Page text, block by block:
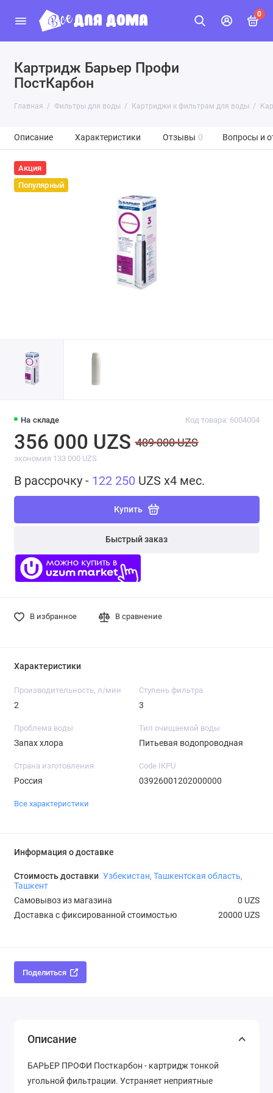
0
Картридж Барьер Профи
ПостКарбон
Главная Фильтры для воды Картриджи к фильтрам для воды
Описание Характеристики Отзывы 0 Вопросы и
Акция
Популярный
На складе Код товара: 6004004
356 000 UZS 489 000 UZS
экономия 133 000 UZS
В рассрочку - 122 250 UZS x4 мес.
Купить
Быстрый заказ
В избранное В сравнение
Характеристики
Производительность, л/мин
2
Ступень фильтра
3
Проблема воды
Запах хлора
Тип очищаемой воды
Питьевая водопроводная
Страна изготовления
Россия
Code IKPU
03926001202000000
Все характеристики
Информация о доставке
Стоимость доставки Узбекистан, Ташкентская область,
Ташкент
Самовывоз из магазина
0 UZS
Доставка с фиксированной стоимостью
20000 UZS
Поделиться
Описание
БАРЬЕР ПРОФИ Посткарбон - картридж тонкой
угольной фильтрации. Устраняет неприятные